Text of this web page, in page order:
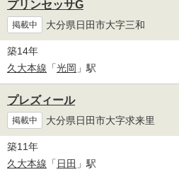
プリンセッサG
掲載中 大分県日田市大字三和
築14年
久大本線 「光岡 」駅
プレズィール
掲載中 大分県日田市大字求来里
築11年
久大本線 「 日田 」駅